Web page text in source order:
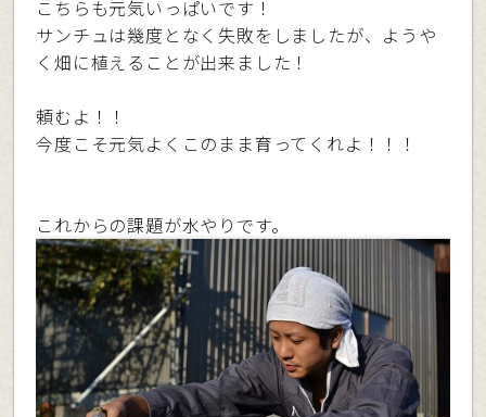
こちらも元気いっぱいです！
サンチュは幾度となく失敗をしましたが、ようや
く畑に植えることが出来ました！
頼むよ！！
今度こそ元気よくこのまま育ってくれよ！！！
これからの課題が水やりです。